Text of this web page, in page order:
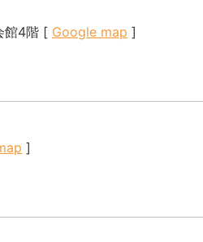
館4階 [ Google map ]
]